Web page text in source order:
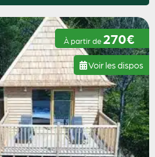
À partir de 270€
Voir les dispos